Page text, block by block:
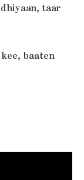
taar
baaten